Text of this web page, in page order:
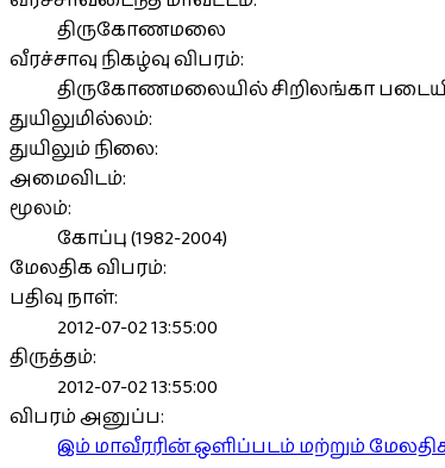
திருகோணமலை
வீரச்சாவு நிகழ்வு விபரம்:
திருகோணமலையில் சிறிலங்கா
துயிலுமில்லம்:
துயிலும் நிலை:
அமைவிடம்:
மூலம்:
கோப்பு (1982-2004)
மேலதிக விபரம்:
பதிவு நாள்:
2012-07-02 13:55:00
திருத்தம்:
2012-07-02 13:55:00
விபரம் அனுப்ப:
இம் மாவீரரின் ஒளிப்படம் மற்றும்